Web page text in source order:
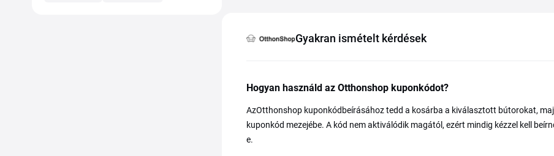
Gyakran ismételt kérdések
Hogyan használd az Otthonshop kuponkódot?
AzOtthonshop kuponkódbeírásához tedd a kosárba a kiválasztott bútorokat,
kuponkód mezejébe. A kód nem aktiválódik magától, ezért mindig kézzel kell
e.